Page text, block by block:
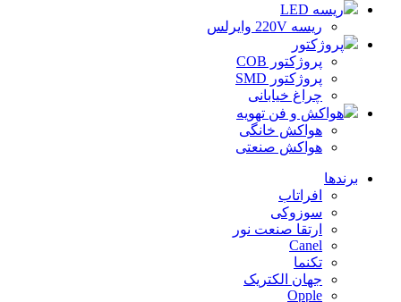
ریسه LED
ریسه 220V وایرلس
پروژکتور
پروژکتور COB
پروژکتور SMD
چراغ خیابانی
هواکش و فن تهویه
هواکش خانگی
هواکش صنعتی
برندها
افراتاب
سوزوکی
ارتقا صنعت نور
Canel
تکنما
جهان الکتریک
Opple